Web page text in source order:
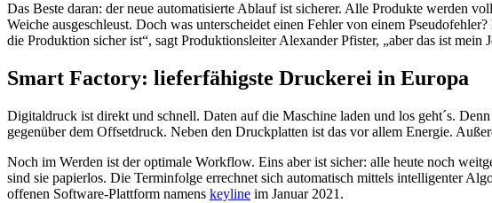
Das Beste daran: der neue automatisierte Ablauf ist sicherer. Alle Produkte werden
Weiche ausgeschleust. Doch was unterscheidet einen Fehler von einem
die Produktion sicher ist“, sagt Produktionsleiter Alexander Pfister, „aber das ist mein
Smart Factory: lieferfähigste Druckerei in Europa
Digitaldruck ist direkt und schnell. Daten auf die Maschine laden und los geht´s.
gegenüber dem Offsetdruck. Neben den Druckplatten ist das vor allem Energie.
Noch im Werden ist der optimale Workflow. Eins aber ist sicher: alle heute noch
sind sie papierlos. Die Terminfolge errechnet sich automatisch mittels intelligenter
offenen Software-Plattform namens keyline im Januar 2021.